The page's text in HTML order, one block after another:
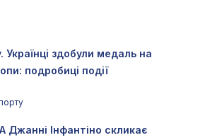
Українці здобули медаль на
подробиці події
Джанні Інфантіно скликає